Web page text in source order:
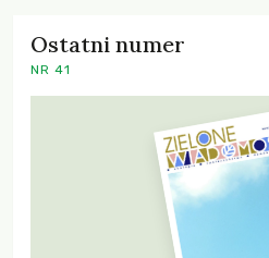
Ostatni numer
NR 41